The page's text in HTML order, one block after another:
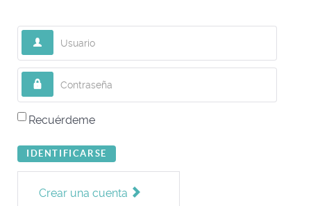
Contraseña
Recuérdeme
IDENTIFICARSE
Crear una cuenta